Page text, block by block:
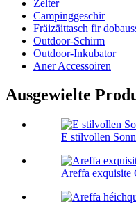
Zelter
Campinggeschir
Fräizäittasch fir
Outdoor-Schirm
Outdoor-Inkubator
Aner Accessoiren
Ausgewielte
E stilvollen
Areffa exquisite